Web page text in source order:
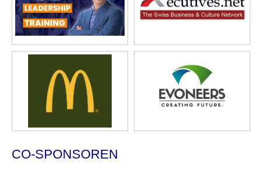
CO-SPONSOREN